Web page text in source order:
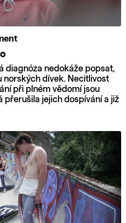
diagnóza nedokáže popsat,
norských dívek. Necitlivost
při plném vědomí jsou
přerušila jejich dospívání a již